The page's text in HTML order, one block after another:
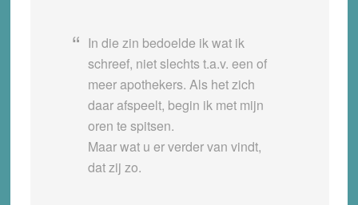
In die zin bedoelde ik wat ik
schreef, niet slechts t.a.v. een of
meer apothekers. Als het zich
daar afspeelt, begin ik met mijn
oren te spitsen.
Maar wat u er verder van vindt,
dat zij zo.